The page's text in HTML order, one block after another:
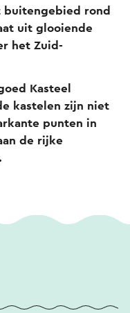
rond
uit glooiende
het Zuid-
Kasteel
kastelen zijn niet
punten in
de rijke